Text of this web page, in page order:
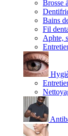
Brosse
Bains
Fil
Aphte,